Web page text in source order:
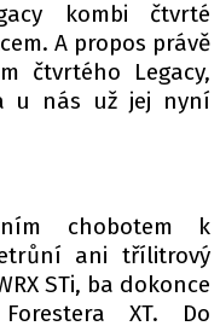
kombi čtvrté
A propos právě
čtvrtého Legacy,
u nás už jej nyní
chobotem k
ani třílitrový
STi, ba dokonce
XT. Do